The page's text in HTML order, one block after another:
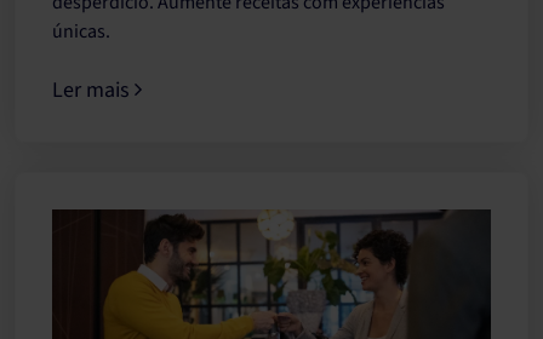
únicas.
Ler mais